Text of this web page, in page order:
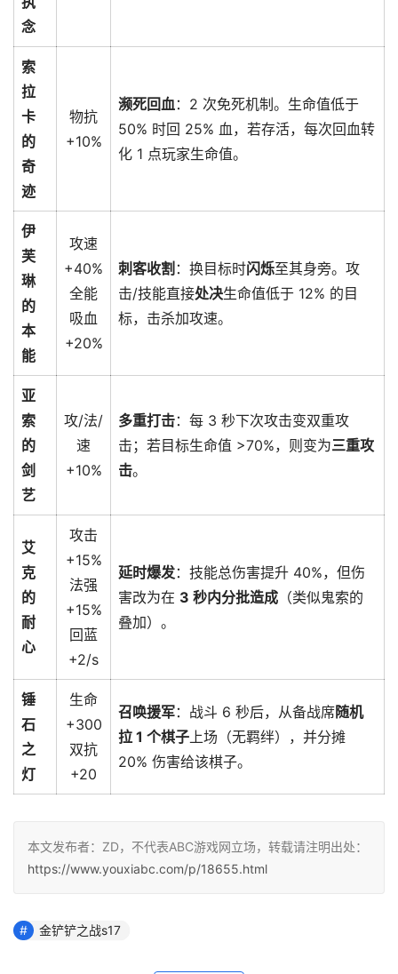
念
索
拉
卡
的
奇
迹
物抗
+10%
濒死回血：2 次免死机制。生命值低于
50% 时回 25% 血，若存活，每次回血转
化 1 点玩家生命值。
伊
芙
琳
的
本
能
攻速
+40%
全能
吸血
+20%
刺客收割 ：换目标时闪烁至其身旁。攻
击/技能直接处决生命值低于 12% 的目
标，击杀加攻速。
亚
索
的
剑
艺
攻/法/
速
+10%
多重打击：每 3 秒下次攻击变双重攻
击；若目标生命值 >70%，则变为三重攻
击。
艾
克
的
耐
心
攻击
+15%
法强
+15%
回蓝
+2/s
延时爆发：技能总伤害提升 40%，但伤
害改为在 3 秒内分批造成 （类似鬼索的
叠加）。
锤
石
之
灯
生命
+300
双抗
+20
召唤援军：战斗 6 秒后，从备战席随机
拉 1 个棋子上场（无羁绊），并分摊
20% 伤害给该棋子。
本文发布者：ZD，不代表ABC游戏网立场，转载请注明出处：
https://www.youxiabc.com/p/18655.html
金铲铲之战s17